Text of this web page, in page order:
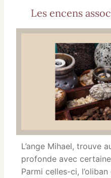
Les encens
L’ange Mihael, trouve
profonde avec
Parmi celles-ci,